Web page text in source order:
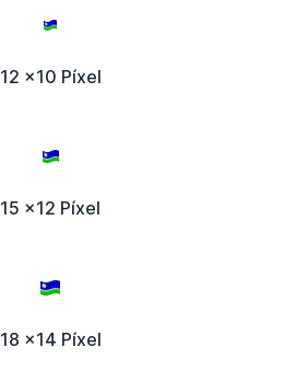
12 x10 Píxel
15 x12 Píxel
18 x14 Píxel